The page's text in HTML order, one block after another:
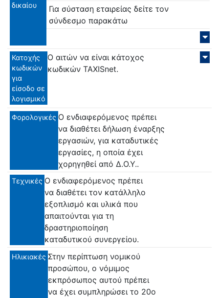
δικαίου
Για σύσταση εταιρείας δείτε τον
σύνδεσμο παρακάτω
Κατοχής
κωδικών
για
είσοδο σε
λογισμικό
Ο αιτών να είναι κάτοχος
κωδικών TAXISnet.
Φορολογικές Ο ενδιαφερόμενος πρέπει
να διαθέτει δήλωση έναρξης
εργασιών, για καταδυτικές
εργασίες, η οποία έχει
χορηγηθεί από Δ.Ο.Υ..
Τεχνικές Ο ενδιαφερόμενος πρέπει
να διαθέτει τον κατάλληλο
εξοπλισμό και υλικά που
απαιτούνται για τη
δραστηριοποίηση
καταδυτικού συνεργείου.
Ηλικιακές Στην περίπτωση νομικού
προσώπου, ο νόμιμος
εκπρόσωπος αυτού πρέπει
να έχει συμπληρώσει το 20ο